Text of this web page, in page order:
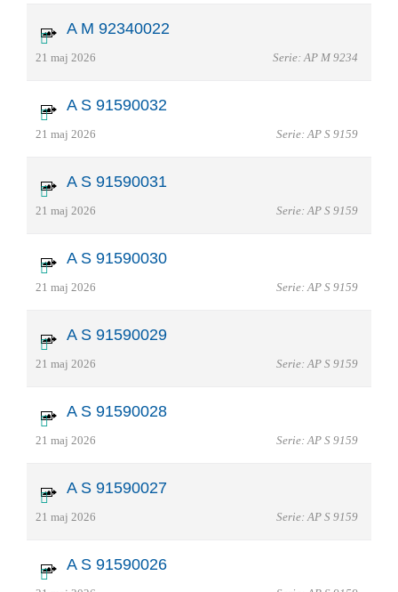
A M 92340022
21 maj 2026 Serie: AP M 9234
A S 91590032
21 maj 2026 Serie: AP S 9159
A S 91590031
21 maj 2026 Serie: AP S 9159
A S 91590030
21 maj 2026 Serie: AP S 9159
A S 91590029
21 maj 2026 Serie: AP S 9159
A S 91590028
21 maj 2026 Serie: AP S 9159
A S 91590027
21 maj 2026 Serie: AP S 9159
A S 91590026